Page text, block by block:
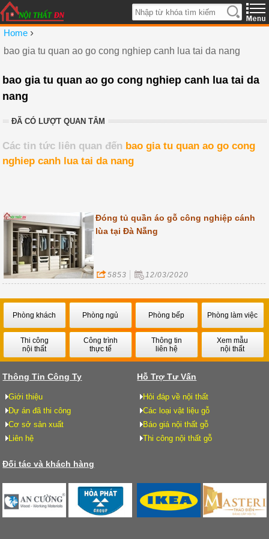
Home ›
bao gia tu quan ao go cong nghiep canh lua tai da nang
bao gia tu quan ao go cong nghiep canh lua tai da
nang
ĐÃ CÓ LƯỢT QUAN TÂM
Các tin tức liên quan đến bao gia tu quan ao go cong
nghiep canh lua tai da nang
Đóng tủ quần áo gỗ công nghiệp cánh
lùa tại Đà Nẵng
5853 12/03/2020
Phòng khách Phòng ngủ Phòng bếp Phòng làm việc
Thi công
nội thất
Công trình
thực tế
Thông tin
liên hệ
Xem mẫu
nội thất
Thông Tin Công Ty
Giới thiệu
Dự án đã thi công
Cơ sở sản xuất
Liên hệ
Hỗ Trợ Tư Vấn
Hỏi đáp về nội thất
Các loại vật liệu gỗ
Báo giá nội thất gỗ
Thi công nội thất gỗ
Đối tác và khách hàng